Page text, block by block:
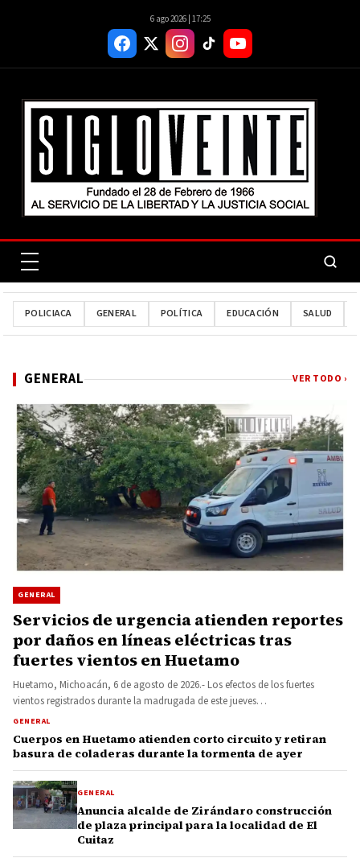
6 ago 2026 | 17:25
POLICIACA GENERAL POLÍTICA EDUCACIÓN SALUD
GENERAL VER TODO ›
GENERAL
Servicios de urgencia atienden reportes
por daños en líneas eléctricas tras
fuertes vientos en Huetamo
Huetamo, Michoacán, 6 de agosto de 2026.- Los efectos de los fuertes
vientos registrados durante la madrugada de este jueves…
GENERAL
Cuerpos en Huetamo atienden corto circuito y retiran
basura de coladeras durante la tormenta de ayer
GENERAL
Anuncia alcalde de Zirándaro construcción
de plaza principal para la localidad de El
Cuitaz